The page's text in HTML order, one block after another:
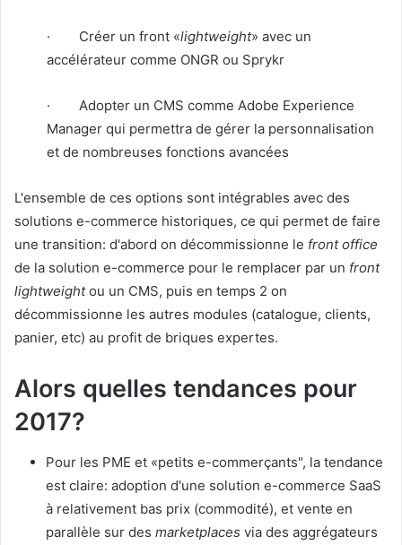
· Créer un front «lightweight» avec un
accélérateur comme ONGR ou Sprykr
· Adopter un CMS comme Adobe Experience
Manager qui permettra de gérer la personnalisation
et de nombreuses fonctions avancées
L'ensemble de ces options sont intégrables avec des
solutions e-commerce historiques, ce qui permet de faire
une transition: d'abord on décommissionne le front office
de la solution e-commerce pour le remplacer par un front
lightweightou un CMS, puis en temps 2 on
décommissionne les autres modules (catalogue, clients,
panier, etc) au profit de briques expertes.
Alors quelles tendances pour
2017?
Pour les PME et «petits e-commerçants", la tendance
est claire: adoption d'une solution e-commerce SaaS
à relativement bas prix (commodité), et vente en
parallèle sur des marketplaces via des aggrégateurs